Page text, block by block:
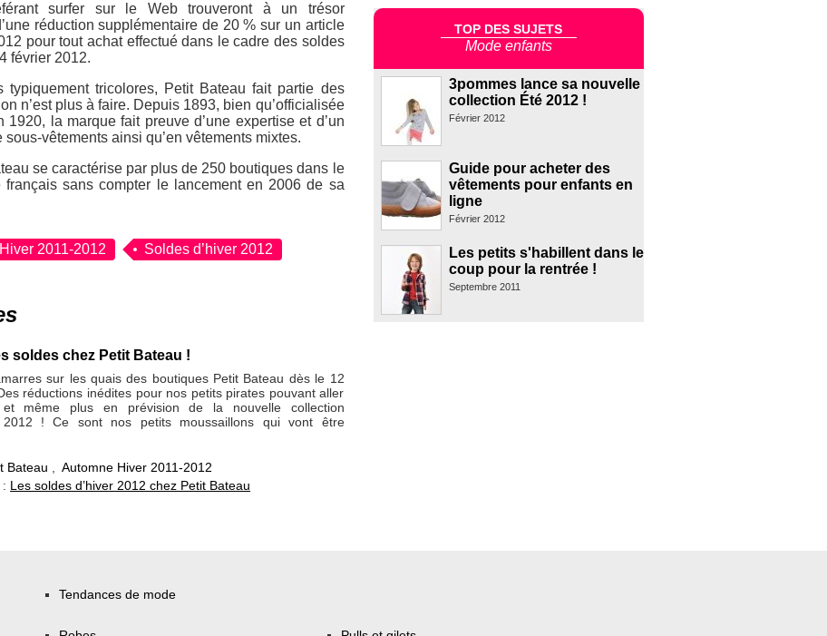
surfer sur le Web trouveront à un trésor
réduction supplémentaire de 20 % sur un article
pour tout achat effectué dans le cadre des soldes
février 2012.
typiquement tricolores, Petit Bateau fait partie des
n’est plus à faire. Depuis 1893, bien qu’officialisée
la marque fait preuve d’une expertise et d’un
vêtements ainsi qu’en vêtements mixtes.
se caractérise par plus de 250 boutiques dans le
sans compter le lancement en 2006 de sa
2011-2012 Soldes d’hiver 2012
soldes chez Petit Bateau !
sur les quais des boutiques Petit Bateau dès le 12
réductions inédites pour nos petits pirates pouvant aller
et même plus en prévision de la nouvelle collection
2012 ! Ce sont nos petits moussaillons qui vont être
Bateau ,Automne Hiver 2011-2012
Les soldes d’hiver 2012 chez Petit Bateau
TOP DES SUJETS
Mode enfants
3pommes lance sa nouvelle
collection Été 2012 !
Février 2012
Guide pour acheter des
vêtements pour enfants en
ligne
Février 2012
Les petits s'habillent dans le
coup pour la rentrée !
Septembre 2011
Tendances de mode